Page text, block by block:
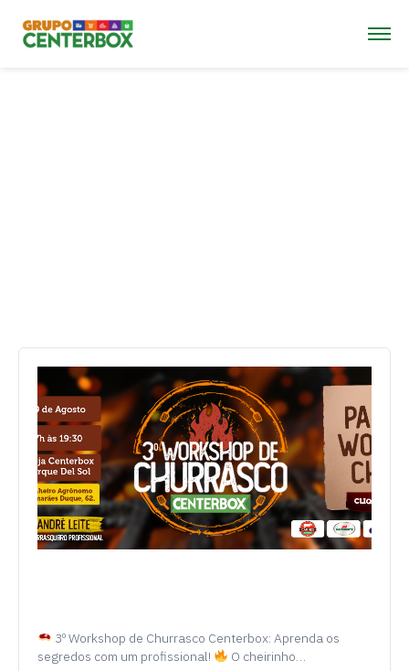
3º Workshop de Churrasco Centerbox: Aprenda os
segredos com um profissional!
O cheirinho…